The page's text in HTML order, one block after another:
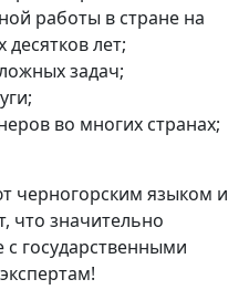
работы в стране на
лет;
задач;
во многих странах;
черногорским языком и
что значительно
с государственными